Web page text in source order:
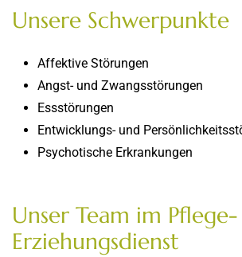
Unsere Schwerpunkte
Affektive Störungen
Angst- und Zwangsstörungen
Essstörungen
Entwicklungs- und
Psychotische Erkrankungen
Unser Team im
Erziehungsdienst